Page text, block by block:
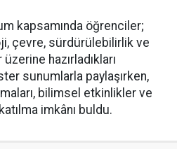
kapsamında öğrenciler;
çevre, sürdürülebilirlik ve
hazırladıkları
sunumlarla paylaşırken,
bilimsel etkinlikler ve
imkânı buldu.